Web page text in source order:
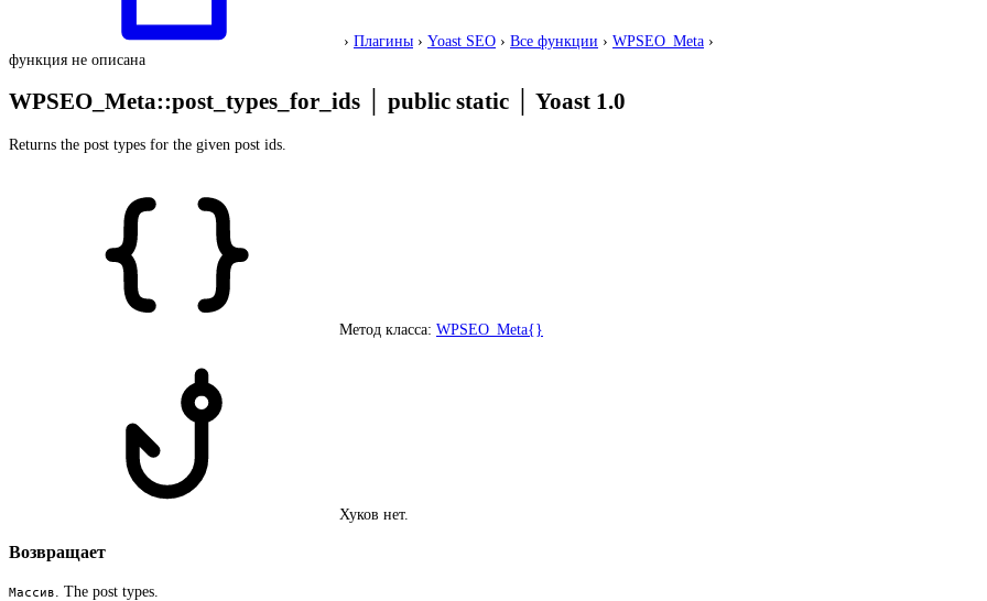
› Плагины › Yoast SEO › Все функции › WPSEO_Meta ›
функция не описана
WPSEO_Meta::post_types_for_ids public static Yoast 1.0
Returns the post types for the given post ids.
Метод класса: WPSEO_Meta{}
Хуков нет.
Возвращает
Массив . The post types.